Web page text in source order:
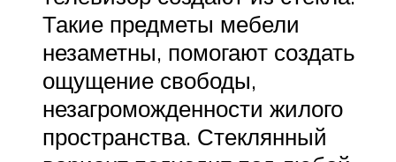
Такие предметы мебели
незаметны, помогают создать
ощущение свободы,
незагроможденности жилого
пространства. Стеклянный